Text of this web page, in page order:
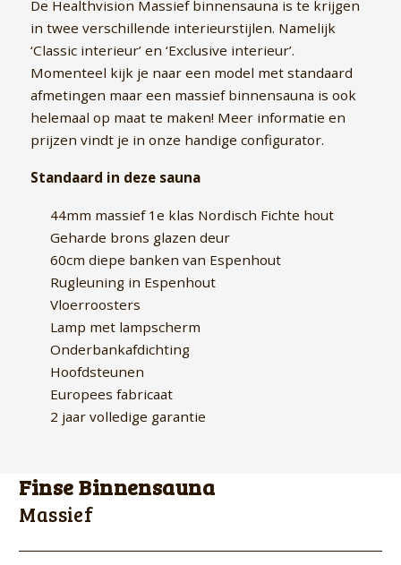
De Healthvision Massief binnensauna is te krijgen
in twee verschillende interieurstijlen. Namelijk
‘Classic interieur’ en ‘Exclusive interieur’.
Momenteel kijk je naar een model met standaard
afmetingen maar een massief binnensauna is ook
helemaal op maat te maken! Meer informatie en
prijzen vindt je in onze handige configurator.
Standaard in deze sauna
44mm massief 1e klas Nordisch Fichte hout
Geharde brons glazen deur
60cm diepe banken van Espenhout
Rugleuning in Espenhout
Vloerroosters
Lamp met lampscherm
Onderbankafdichting
Hoofdsteunen
Europees fabricaat
2 jaar volledige garantie
Finse Binnensauna
Massief